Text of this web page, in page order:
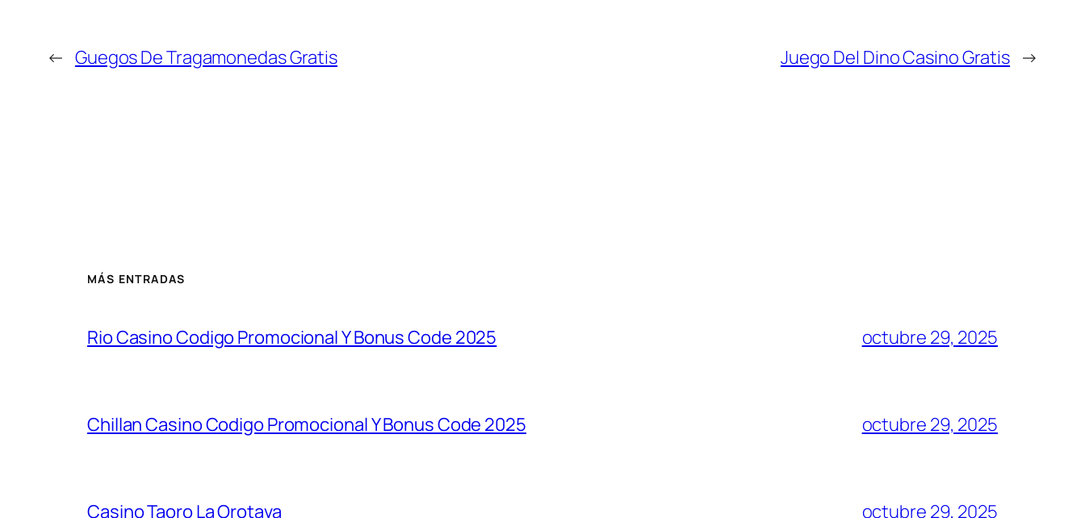
← Guegos De Tragamonedas Gratis Juego Del Dino Casino Gratis →
MÁS ENTRADAS
Rio Casino Codigo Promocional Y Bonus Code 2025 octubre 29, 2025
Chillan Casino Codigo Promocional Y Bonus Code 2025 octubre 29, 2025
Casino Taoro La Orotava octubre 29, 2025